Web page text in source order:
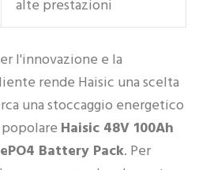
alte prestazioni
l'innovazione e la
rende Haisic una scelta
una stoccaggio energetico
Haisic 48V 100Ah
Battery Pack. Per